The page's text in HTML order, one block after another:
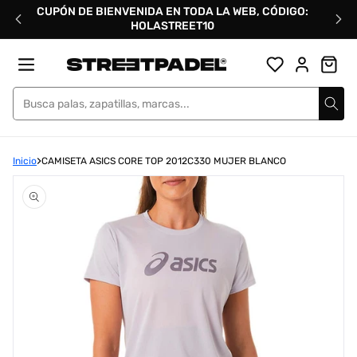
directamente
CUPÓN DE BIENVENIDA EN TODA LA WEB, CÓDIGO:
HOLASTREET10
Street Padel
Inicio CAMISETA ASICS CORE TOP 2012C330 MUJER BLANCO
elemento
multimedia